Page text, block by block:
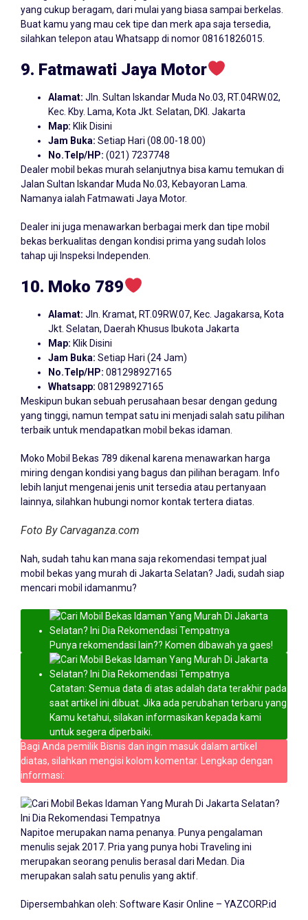
yang cukup beragam, dari mulai yang biasa sampai berkelas.
Buat kamu yang mau cek tipe dan merk apa saja tersedia,
silahkan telepon atau Whatsapp di nomor 08161826015.
9. Fatmawati Jaya Motor
Alamat: Jln. Sultan Iskandar Muda No.03, RT.04RW.02,
Kec. Kby. Lama, Kota Jkt. Selatan, DKI. Jakarta
Map: Klik Disini
Jam Buka: Setiap Hari (08.00-18.00)
No.Telp/HP: (021) 7237748
Dealer mobil bekas murah selanjutnya bisa kamu temukan di
Jalan Sultan Iskandar Muda No.03, Kebayoran Lama.
Namanya ialah Fatmawati Jaya Motor.
Dealer ini juga menawarkan berbagai merk dan tipe mobil
bekas berkualitas dengan kondisi prima yang sudah lolos
tahap uji Inspeksi Independen.
10. Moko 789
Alamat: Jln. Kramat, RT.09RW.07, Kec. Jagakarsa, Kota
Jkt. Selatan, Daerah Khusus Ibukota Jakarta
Map: Klik Disini
Jam Buka: Setiap Hari (24 Jam)
No.Telp/HP: 081298927165
Whatsapp: 081298927165
Meskipun bukan sebuah perusahaan besar dengan gedung
yang tinggi, namun tempat satu ini menjadi salah satu pilihan
terbaik untuk mendapatkan mobil bekas idaman.
Moko Mobil Bekas 789 dikenal karena menawarkan harga
miring dengan kondisi yang bagus dan pilihan beragam. Info
lebih lanjut mengenai jenis unit tersedia atau pertanyaan
lainnya, silahkan hubungi nomor kontak tertera diatas.
Foto By Carvaganza.com
Nah, sudah tahu kan mana saja rekomendasi tempat jual
mobil bekas yang murah di Jakarta Selatan? Jadi, sudah siap
mencari mobil idamanmu?
Punya rekomendasi lain?? Komen dibawah ya gaes!
Catatan: Semua data di atas adalah data terakhir pada
saat artikel ini dibuat. Jika ada perubahan terbaru yang
Kamu ketahui, silakan informasikan kepada kami
untuk segera diperbaiki.
Bagi Anda pemilik Bisnis dan ingin masuk dalam artikel
diatas, silahkan mengisi kolom komentar. Lengkap dengan
informasi:
Napitoe merupakan nama penanya. Punya pengalaman
menulis sejak 2017. Pria yang punya hobi Traveling ini
merupakan seorang penulis berasal dari Medan. Dia
merupakan salah satu penulis yang aktif.
Dipersembahkan oleh: Software Kasir Online – YAZCORP.id